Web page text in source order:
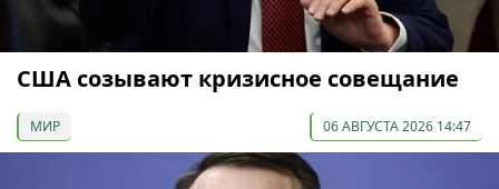
США созывают кризисное совещание
МИР 06 АВГУСТА 2026 14:47